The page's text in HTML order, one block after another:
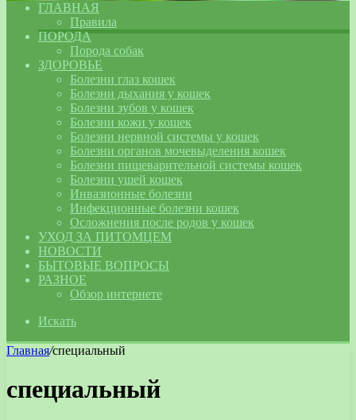
ГЛАВНАЯ
Правила
ПОРОДА
Порода собак
ЗДОРОВЬЕ
Болезни глаз кошек
Болезни дыхания у кошек
Болезни зубов у кошек
Болезни кожи у кошек
Болезни нервной системы у кошек
Болезни органов мочевыделения кошек
Болезни пищеварительной системы кошек
Болезни ушей кошек
Инвазионные болезни
Инфекционные болезни кошек
Осложнения после родов у кошек
УХОД ЗА ПИТОМЦЕМ
НОВОСТИ
БЫТОВЫЕ ВОПРОСЫ
РАЗНОЕ
Обзор интернете
Искать
Главная/специальный
специальный